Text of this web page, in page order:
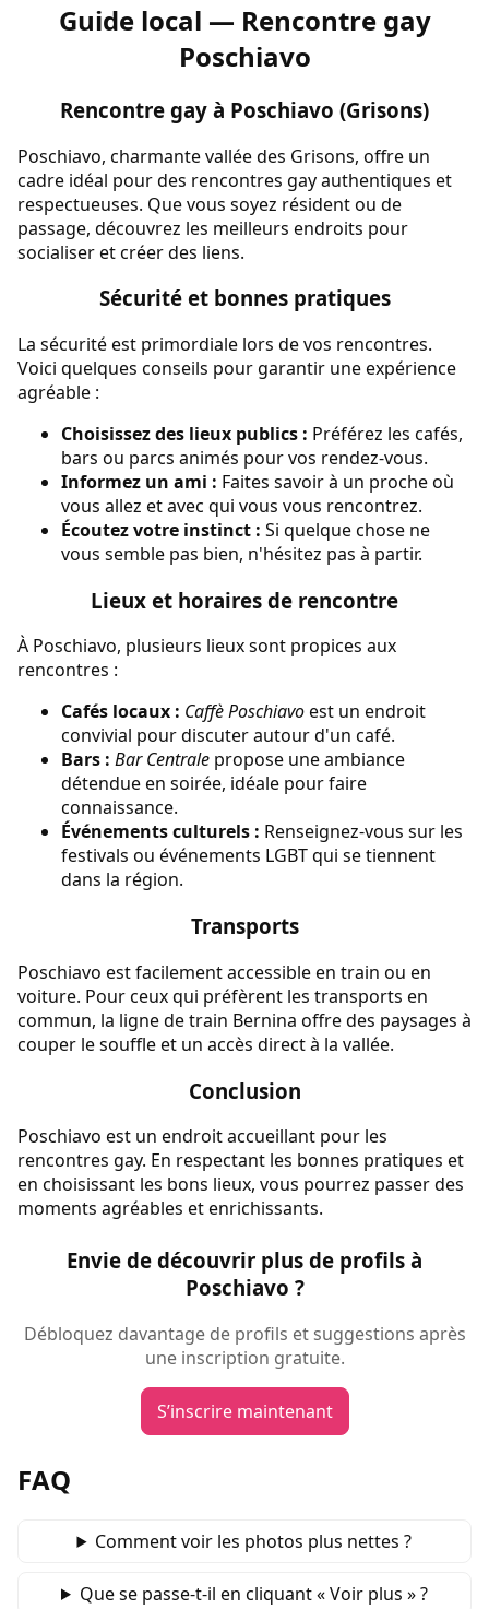
Guide local — Rencontre gay
Poschiavo
Rencontre gay à Poschiavo (Grisons)
Poschiavo, charmante vallée des Grisons, offre un
cadre idéal pour des rencontres gay authentiques et
respectueuses. Que vous soyez résident ou de
passage, découvrez les meilleurs endroits pour
socialiser et créer des liens.
Sécurité et bonnes pratiques
La sécurité est primordiale lors de vos rencontres.
Voici quelques conseils pour garantir une expérience
agréable :
Choisissez des lieux publics : Préférez les cafés,
bars ou parcs animés pour vos rendez-vous.
Informez un ami : Faites savoir à un proche où
vous allez et avec qui vous vous rencontrez.
Écoutez votre instinct : Si quelque chose ne
vous semble pas bien, n'hésitez pas à partir.
Lieux et horaires de rencontre
À Poschiavo, plusieurs lieux sont propices aux
rencontres :
Cafés locaux : Caffè Poschiavoest un endroit
convivial pour discuter autour d'un café.
Bars : Bar Centrale propose une ambiance
détendue en soirée, idéale pour faire
connaissance.
Événements culturels : Renseignez-vous sur les
festivals ou événements LGBT qui se tiennent
dans la région.
Transports
Poschiavo est facilement accessible en train ou en
voiture. Pour ceux qui préfèrent les transports en
commun, la ligne de train Bernina offre des paysages à
couper le souffle et un accès direct à la vallée.
Conclusion
Poschiavo est un endroit accueillant pour les
rencontres gay. En respectant les bonnes pratiques et
en choisissant les bons lieux, vous pourrez passer des
moments agréables et enrichissants.
Envie de découvrir plus de profils à
Poschiavo ?
Débloquez davantage de profils et suggestions après
une inscription gratuite.
S’inscrire maintenant
FAQ
Comment voir les photos plus nettes ?
Que se passe‑t‑il en cliquant « Voir plus » ?